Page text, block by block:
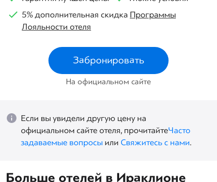
5% дополнительная скидка Программы
Лояльности отеля
Забронировать
На официальном сайте
Если вы увидели другую цену на
официальном сайте отеля, прочитайтеЧасто
задаваемые вопросы или Свяжитесь с нами.
Больше отелей в Ираклионе